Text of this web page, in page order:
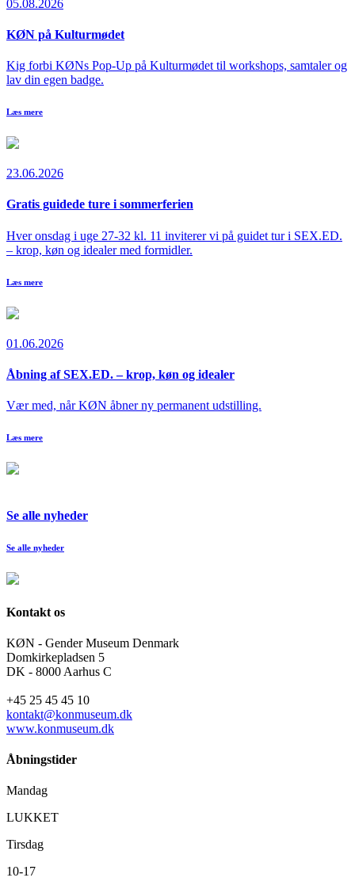
05.08.2026
KØN på Kulturmødet
Kig forbi KØNs Pop-Up på Kulturmødet til workshops, samtaler og
lav din egen badge.
Læs mere
23.06.2026
Gratis guidede ture i sommerferien
Hver onsdag i uge 27-32 kl. 11 inviterer vi på guidet tur i SEX.ED.
– krop, køn og idealer med formidler.
Læs mere
01.06.2026
Åbning af SEX.ED. – krop, køn og idealer
Vær med, når KØN åbner ny permanent udstilling.
Læs mere
Se alle nyheder
Se alle nyheder
Kontakt os
KØN - Gender Museum Denmark
Domkirkepladsen 5
DK - 8000 Aarhus C
+45 25 45 45 10
kontakt@konmuseum.dk
www.konmuseum.dk
Åbningstider
Mandag
LUKKET
Tirsdag
10-17